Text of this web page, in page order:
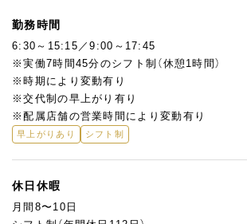
勤務時間
6:30～15:15／9:00～17:45
※実働7時間45分のシフト制（休憩1時間）
※時期により変動有り
※交代制の早上がり有り
※配属店舗の営業時間により変動有り
早上がりあり シフト制
休日休暇
月間8〜10日